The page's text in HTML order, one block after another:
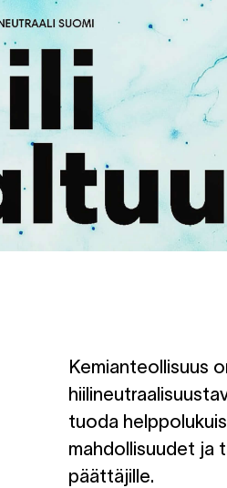
Kemianteollisuus
tuoda
mahdollisuudet ja
päättäjille.